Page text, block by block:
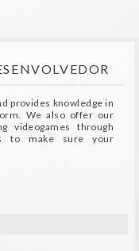
provides knowledge in
We also offer our
videogames through
to make sure your